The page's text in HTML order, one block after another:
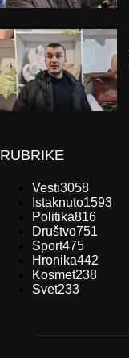
RUBRIKE
Vesti3058
Istaknuto1593
Politika816
Društvo751
Sport475
Hronika442
Kosmet238
Svet233